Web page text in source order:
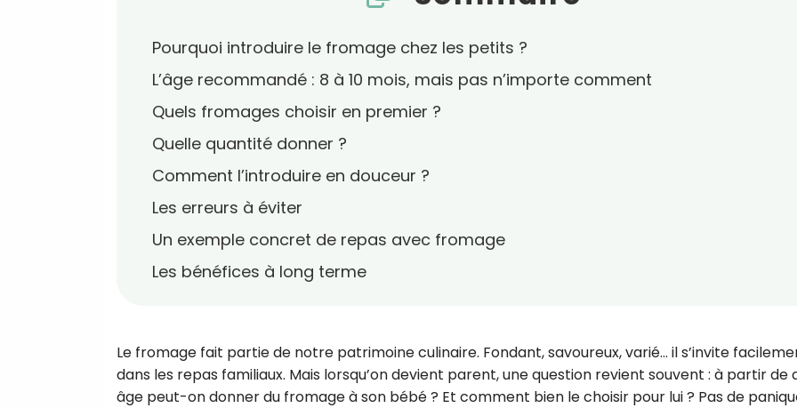
Pourquoi introduire le fromage chez les petits ?
L’âge recommandé : 8 à 10 mois, mais pas n’importe comment
Quels fromages choisir en premier ?
Quelle quantité donner ?
Comment l’introduire en douceur ?
Les erreurs à éviter
Un exemple concret de repas avec fromage
Les bénéfices à long terme
Le fromage fait partie de notre patrimoine culinaire. Fondant, savoureux, varié… il s’invite
dans les repas familiaux. Mais lorsqu’on devient parent, une question revient souvent : à partir de
âge peut-on donner du fromage à son bébé ? Et comment bien le choisir pour lui ? Pas de